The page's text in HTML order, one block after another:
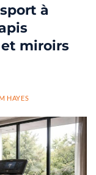
à
miroirs
HAYES